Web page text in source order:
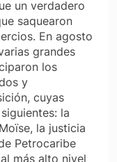
un verdadero
saquearon
En agosto
grandes
los
y
cuyas
la
la justicia
Petrocaribe
más alto nivel